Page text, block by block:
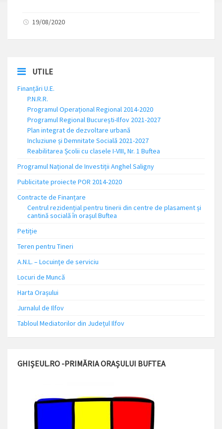
19/08/2020
UTILE
Finanțări U.E.
P.N.R.R.
Programul Operațional Regional 2014-2020
Programul Regional București-Ilfov 2021-2027
Plan integrat de dezvoltare urbană
Incluziune și Demnitate Socială 2021-2027
Reabilitarea Școlii cu clasele I-VIII, Nr. 1 Buftea
Programul Național de Investiții Anghel Saligny
Publicitate proiecte POR 2014-2020
Contracte de Finanțare
Centrul rezidențial pentru tinerii din centre de plasament și
cantină socială în orașul Buftea
Petiție
Teren pentru Tineri
A.N.L. – Locuinţe de serviciu
Locuri de Muncă
Harta Orașului
Jurnalul de Ilfov
Tabloul Mediatorilor din Județul Ilfov
GHIȘEUL.RO -PRIMĂRIA ORAȘULUI BUFTEA